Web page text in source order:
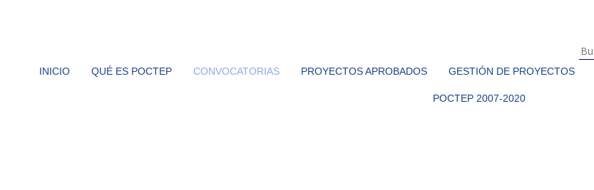
INICIO QUÉ ES POCTEP CONVOCATORIAS PROYECTOS APROBADOS GESTIÓN DE PROYECTOS
POCTEP 2007-2020